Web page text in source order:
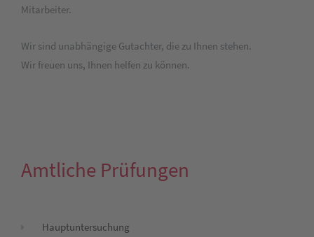
Mitarbeiter.
Wir sind unabhängige Gutachter, die zu Ihnen stehen.
Wir freuen uns, Ihnen helfen zu können.
Amtliche Prüfungen
Hauptuntersuchung